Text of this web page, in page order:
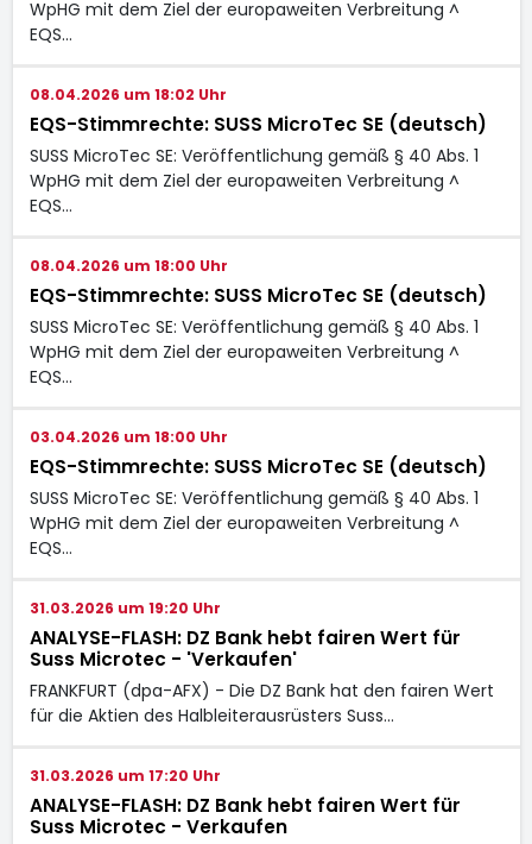
WpHG mit dem Ziel der europaweiten Verbreitung ^
EQS…
08.04.2026 um 18:02 Uhr
EQS-Stimmrechte: SUSS MicroTec SE (deutsch)
SUSS MicroTec SE: Veröffentlichung gemäß § 40 Abs. 1
WpHG mit dem Ziel der europaweiten Verbreitung ^
EQS…
08.04.2026 um 18:00 Uhr
EQS-Stimmrechte: SUSS MicroTec SE (deutsch)
SUSS MicroTec SE: Veröffentlichung gemäß § 40 Abs. 1
WpHG mit dem Ziel der europaweiten Verbreitung ^
EQS…
03.04.2026 um 18:00 Uhr
EQS-Stimmrechte: SUSS MicroTec SE (deutsch)
SUSS MicroTec SE: Veröffentlichung gemäß § 40 Abs. 1
WpHG mit dem Ziel der europaweiten Verbreitung ^
EQS…
31.03.2026 um 19:20 Uhr
ANALYSE-FLASH: DZ Bank hebt fairen Wert für
Suss Microtec - 'Verkaufen'
FRANKFURT (dpa-AFX) - Die DZ Bank hat den fairen Wert
für die Aktien des Halbleiterausrüsters Suss…
31.03.2026 um 17:20 Uhr
ANALYSE-FLASH: DZ Bank hebt fairen Wert für
Suss Microtec - Verkaufen